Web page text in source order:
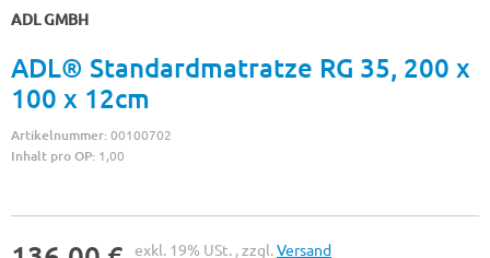
ADL GMBH
ADL® Standardmatratze RG 35, 200 x
100 x 12cm
Artikelnummer:00100702
Inhalt pro OP: 1,00
exkl. 19% USt. , zzgl.Versand